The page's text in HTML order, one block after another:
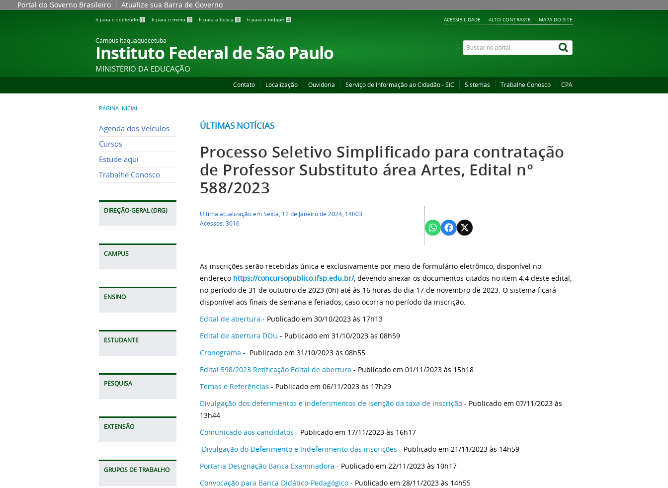
Portal do Governo Brasileiro Atualize sua Barra de Governo
Ir para o conteúdo 1 Ir para o menu 2 Ir para a busca 3 Ir para o rodapé 4 ACESSIBILIDADE ALTO CONTRASTE MAPA DO SITE
Campus Itaquaquecetuba
Instituto Federal de São Paulo
MINISTÉRIO DA EDUCAÇÃO
Contato Localização Ouvidoria Serviço de Informação ao Cidadão - SIC Sistemas Trabalhe Conosco CPA
PÁGINA INICIAL
Agenda dos Veículos
Cursos
Estude aqui
Trabalhe Conosco
DIREÇÃO-GERAL (DRG)
CAMPUS
ENSINO
ESTUDANTE
PESQUISA
EXTENSÃO
GRUPOS DE TRABALHO
ÚLTIMAS NOTÍCIAS
Processo Seletivo Simplificado para contratação
de Professor Substituto área Artes, Edital n°
588/2023
Última atualização em Sexta, 12 de Janeiro de 2024, 14h03
Acessos: 3016
As inscrições serão recebidas única e exclusivamente por meio de formulário eletrônico, disponível no
endereço https://concursopublico.ifsp.edu.br/, devendo anexar os documentos citados no item 4.4 deste edital,
no período de 31 de outubro de 2023 (0h) até às 16 horas do dia 17 de novembro de 2023. O sistema ficará
disponível aos finais de semana e feriados, caso ocorra no período da inscrição.
Edital de abertura - Publicado em 30/10/2023 às 17h13
Edital de abertura DOU - Publicado em 31/10/2023 às 08h59
Cronograma - Publicado em 31/10/2023 às 08h55
Edital 598/2023 Retificação Edital de abertura - Publicado em 01/11/2023 às 15h18
Temas e Referências - Publicado em 06/11/2023 às 17h29
Divulgação dos deferimentos e indeferimentos de isenção da taxa de inscrição - Publicado em 07/11/2023 às
13h44
Comunicado aos candidatos - Publicado em 17/11/2023 às 16h17
Divulgação do Deferimento e Indeferimento das inscrições - Publicado em 21/11/2023 às 14h59
Portaria Designação Banca Examinadora - Publicado em 22/11/2023 às 10h17
Convocação para Banca Didático-Pedagógico - Publicado em 28/11/2023 às 14h55